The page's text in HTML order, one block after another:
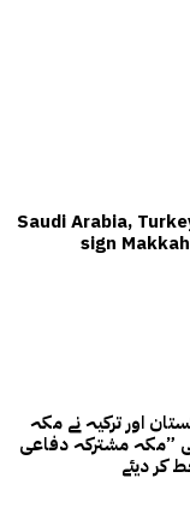
Saudi Arabia,
sign
اور ترکیہ نے مکہ
”مکہ مشترکہ دفاعی
کر دیئے